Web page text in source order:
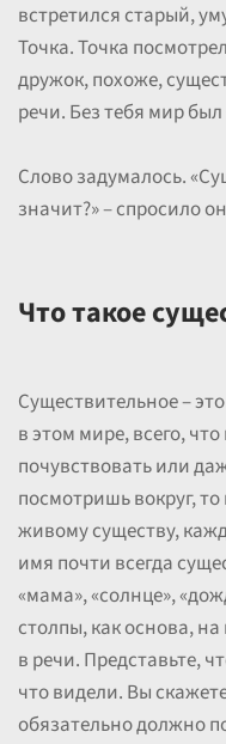
встретился старый,
Точка. Точка
дружок, похоже,
речи. Без тебя мир
Слово задумалось.
значит?» – спросило
Что такое
Существительное –
в этом мире, всего,
почувствовать или
посмотришь вокруг,
живому существу,
имя почти всегда
«мама», «солнце»,
столпы, как основа,
в речи. Представьте,
что видели. Вы
обязательно должно